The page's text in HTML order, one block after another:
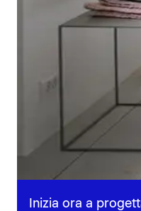
Inizia ora a